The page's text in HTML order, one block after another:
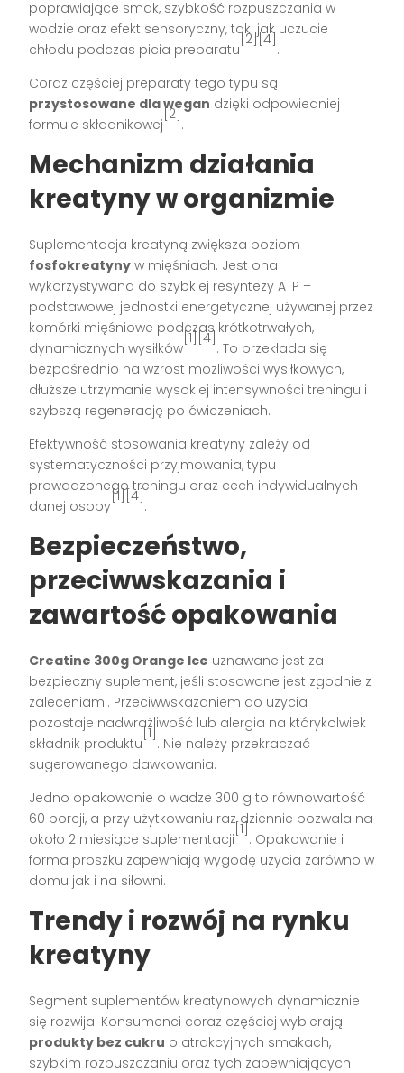
poprawiające smak, szybkość rozpuszczania w
wodzie oraz efekt sensoryczny, taki jak uczucie
chłodu podczas picia preparatu
[2][4]
.
Coraz częściej preparaty tego typu są
przystosowane dla wegan dzięki odpowiedniej
formule składnikowej
[2]
.
Mechanizm działania
kreatyny w organizmie
Suplementacja kreatyną zwiększa poziom
fosfokreatyny w mięśniach. Jest ona
wykorzystywana do szybkiej resyntezy ATP –
podstawowej jednostki energetycznej używanej przez
komórki mięśniowe podczas krótkotrwałych,
dynamicznych wysiłków
[1][4]
. To przekłada się
bezpośrednio na wzrost możliwości wysiłkowych,
dłuższe utrzymanie wysokiej intensywności treningu i
szybszą regenerację po ćwiczeniach.
Efektywność stosowania kreatyny zależy od
systematyczności przyjmowania, typu
prowadzonego treningu oraz cech indywidualnych
danej osoby
[1][4]
.
Bezpieczeństwo,
przeciwwskazania i
zawartość opakowania
Creatine 300g Orange Ice uznawane jest za
bezpieczny suplement, jeśli stosowane jest zgodnie z
zaleceniami. Przeciwwskazaniem do użycia
pozostaje nadwrażliwość lub alergia na którykolwiek
składnik produktu
[1]
. Nie należy przekraczać
sugerowanego dawkowania.
Jedno opakowanie o wadze 300 g to równowartość
60 porcji, a przy użytkowaniu raz dziennie pozwala na
około 2 miesiące suplementacji
[1]
. Opakowanie i
forma proszku zapewniają wygodę użycia zarówno w
domu jak i na siłowni.
Trendy i rozwój na rynku
kreatyny
Segment suplementów kreatynowych dynamicznie
się rozwija. Konsumenci coraz częściej wybierają
produkty bez cukru o atrakcyjnych smakach,
szybkim rozpuszczaniu oraz tych zapewniających